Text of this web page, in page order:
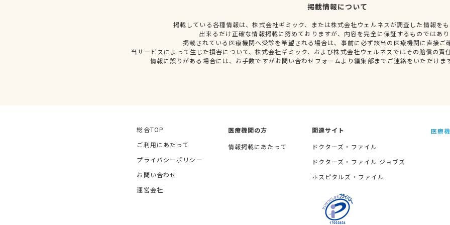
掲載情報について
掲載している各種情報は、株式会社ギミック、または株式会社ウェルネスが調査した情報を
出来るだけ正確な情報掲載に努めておりますが、内容を完全に保証するものではあ
掲載されている医療機関へ受診を希望される場合は、事前に必ず該当の医療機関に直接ご
当サービスによって生じた損害について、株式会社ギミック、および株式会社ウェルネスではその賠償の責
情報に誤りがある場合には、お手数ですがお問い合わせフォームより編集部までご連絡をいただけま
総合TOP
ご利用にあたって
プライバシーポリシー
お問い合わせ
運営会社
医療機関の方
情報掲載にあたって
関連サイト
ドクターズ・ファイル
ドクターズ・ファイル ジョブズ
ホスピタルズ・ファイル
医療